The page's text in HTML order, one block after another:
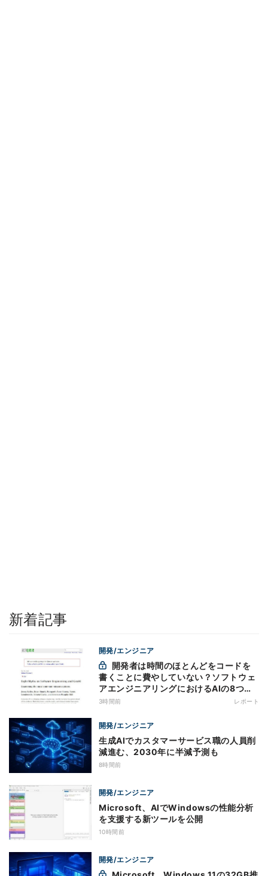
新着記事
開発/エンジニア
書くことに費やしていない？ソフトウェ
アエンジニアリングにおけるAIの8つの
神話への賛否
3時間前 レポート
開発/エンジニア
生成AIでカスタマーサービス職の人員削
減進む、2030年に半減予測も
8時間前
開発/エンジニア
Microsoft、AIでWindowsの性能分析
を支援する新ツールを公開
10時間前
開発/エンジニア